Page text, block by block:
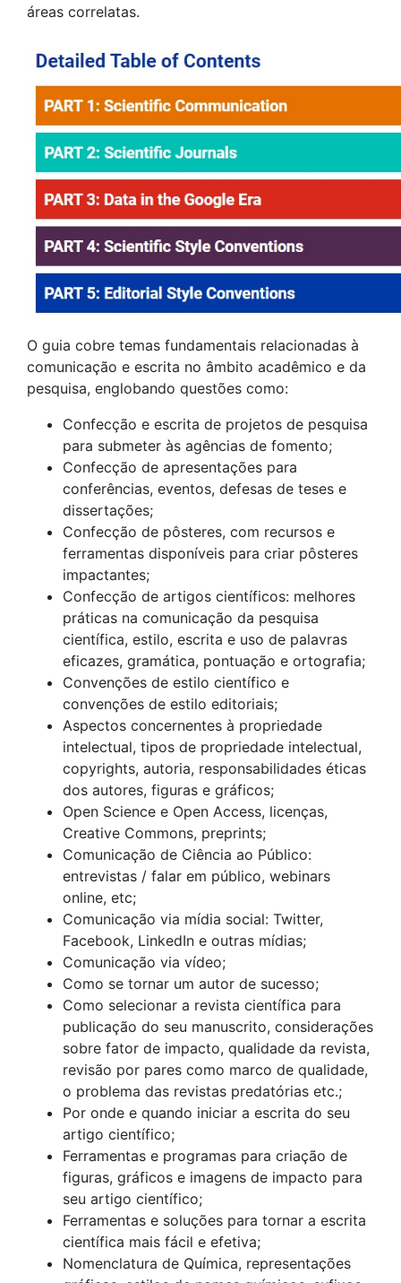
áreas correlatas.
O guia cobre temas fundamentais relacionadas à
comunicação e escrita no âmbito acadêmico e da
pesquisa, englobando questões como:
Confecção e escrita de projetos de pesquisa
para submeter às agências de fomento;
Confecção de apresentações para
conferências, eventos, defesas de teses e
dissertações;
Confecção de pôsteres, com recursos e
ferramentas disponíveis para criar pôsteres
impactantes;
Confecção de artigos científicos: melhores
práticas na comunicação da pesquisa
científica, estilo, escrita e uso de palavras
eficazes, gramática, pontuação e ortografia;
Convenções de estilo científico e
convenções de estilo editoriais;
Aspectos concernentes à propriedade
intelectual, tipos de propriedade intelectual,
copyrights, autoria, responsabilidades éticas
dos autores, figuras e gráficos;
Open Science e Open Access, licenças,
Creative Commons, preprints;
Comunicação de Ciência ao Público:
entrevistas / falar em público, webinars
online, etc;
Comunicação via mídia social: Twitter,
Facebook, LinkedIn e outras mídias;
Comunicação via vídeo;
Como se tornar um autor de sucesso;
Como selecionar a revista científica para
publicação do seu manuscrito, considerações
sobre fator de impacto, qualidade da revista,
revisão por pares como marco de qualidade,
o problema das revistas predatórias etc.;
Por onde e quando iniciar a escrita do seu
artigo científico;
Ferramentas e programas para criação de
figuras, gráficos e imagens de impacto para
seu artigo científico;
Ferramentas e soluções para tornar a escrita
científica mais fácil e efetiva;
Nomenclatura de Química, representações